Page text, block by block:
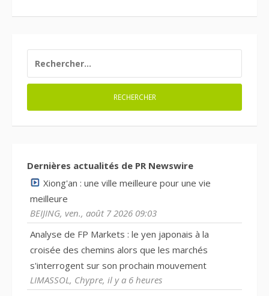
Dernières actualités de PR Newswire
Xiong'an : une ville meilleure pour une vie
meilleure
BEIJING, ven., août 7 2026 09:03
Analyse de FP Markets : le yen japonais à la
croisée des chemins alors que les marchés
s'interrogent sur son prochain mouvement
LIMASSOL, Chypre, il y a 6 heures